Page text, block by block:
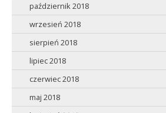
październik 2018
wrzesień 2018
sierpień 2018
lipiec 2018
czerwiec 2018
maj 2018